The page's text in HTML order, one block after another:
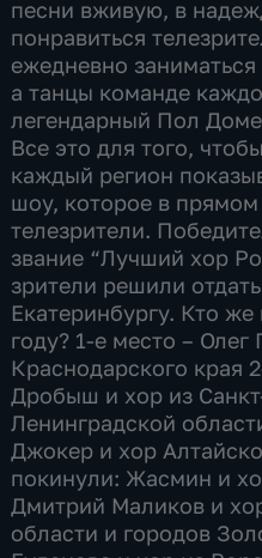
песни вживую, в
понравиться
ежедневно
а танцы команде
легендарный Пол
Все это для того,
каждый регион
шоу, которое в
телезрители.
звание “Лучший хор
зрители решили
Екатеринбургу. Кто
году? 1-е место – Олег
Краснодарского края
Дробыш и хор из
Ленинградской
Джокер и хор
покинули: Жасмин и
Дмитрий Маликов и
области и городов